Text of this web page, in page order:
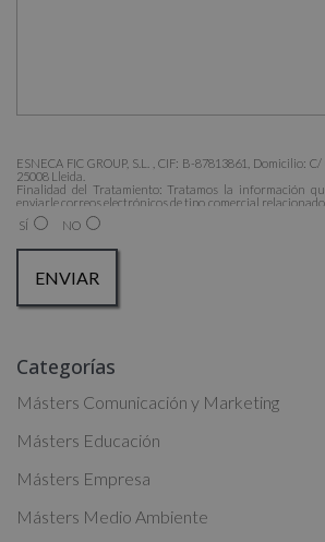
ESNECA FIC GROUP, S.L. , CIF: B-87813861, Domicilio:
25008 Lleida.
Finalidad del Tratamiento: Tratamos la información
enviarle correos electrónicos de tipo comercial
y otros tipo de productos que fueran de su interés.
Legitimación del tratamiento: Consentimiento del
la dirección admin@grupoesneca.com.
Desea recibir información comercial (vía telefónica y/o
SÍ NO
l
t
n
a
Categorías
Másters Comunicación y Marketing
Másters Educación
Másters Empresa
Másters Medio Ambiente